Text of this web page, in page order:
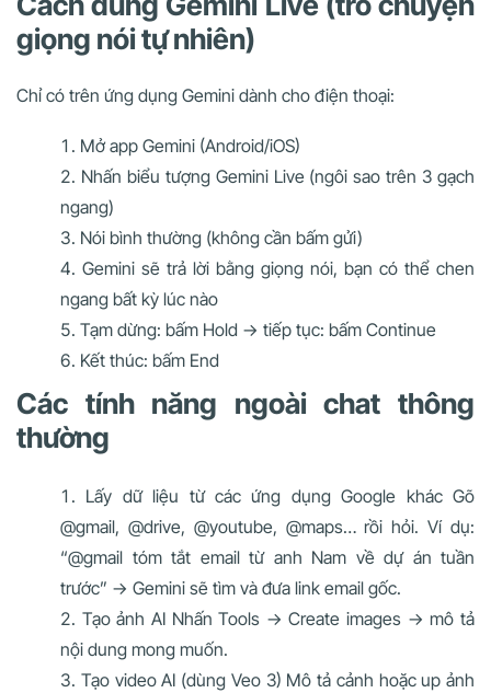
giọng nói tự nhiên)
Chỉ có trên ứng dụng Gemini dành cho điện thoại:
Mở app Gemini (Android/iOS)
Nhấn biểu tượng Gemini Live (ngôi sao trên 3 gạch
ngang)
Nói bình thường (không cần bấm gửi)
Gemini sẽ trả lời bằng giọng nói, bạn có thể chen
ngang bất kỳ lúc nào
Tạm dừng: bấm Hold → tiếp tục: bấm Continue
Kết thúc: bấm End
Các tính năng ngoài chat thông
thường
Lấy dữ liệu từ các ứng dụng Google khác Gõ
@gmail, @drive, @youtube, @maps… rồi hỏi. Ví dụ:
“@gmail tóm tắt email từ anh Nam về dự án tuần
trước” → Gemini sẽ tìm và đưa link email gốc.
Tạo ảnh AI Nhấn Tools → Create images → mô tả
nội dung mong muốn.
Tạo video AI (dùng Veo 3) Mô tả cảnh hoặc up ảnh